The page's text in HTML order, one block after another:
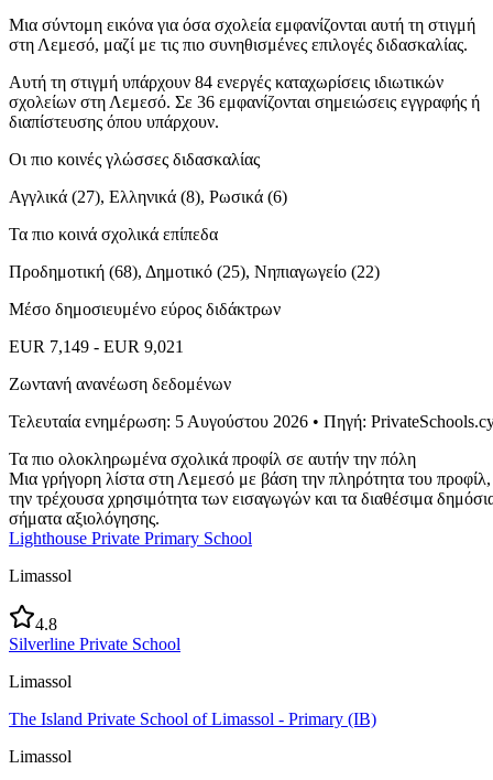
Μια σύντομη εικόνα για όσα σχολεία εμφανίζονται αυτή τη στιγμή
στη Λεμεσό, μαζί με τις πιο συνηθισμένες επιλογές διδασκαλίας.
Αυτή τη στιγμή υπάρχουν 84 ενεργές καταχωρίσεις ιδιωτικών
σχολείων στη Λεμεσό. Σε 36 εμφανίζονται σημειώσεις εγγραφής ή
διαπίστευσης όπου υπάρχουν.
Οι πιο κοινές γλώσσες διδασκαλίας
Αγγλικά (27), Ελληνικά (8), Ρωσικά (6)
Τα πιο κοινά σχολικά επίπεδα
Προδημοτική (68), Δημοτικό (25), Νηπιαγωγείο (22)
Μέσο δημοσιευμένο εύρος διδάκτρων
EUR 7,149 - EUR 9,021
Ζωντανή ανανέωση δεδομένων
Τελευταία ενημέρωση: 5 Αυγούστου 2026 • Πηγή:
Τα πιο ολοκληρωμένα σχολικά προφίλ σε αυτήν την πόλη
Μια γρήγορη λίστα στη Λεμεσό με βάση την πληρότητα του προφίλ,
την τρέχουσα χρησιμότητα των εισαγωγών και τα διαθέσιμα
σήματα αξιολόγησης.
Lighthouse Private Primary School
Limassol
4.8
Silverline Private School
Limassol
The Island Private School of Limassol - Primary (IB)
Limassol